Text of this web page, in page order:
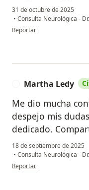
31 de octubre de 2025
• Consulta Neurológica -
en opinión del usuario AJPM
Reportar
Martha Ledy
Me dio mucha
despejo mis
dedicado.
18 de septiembre de 2025
• Consulta Neurológica -
en opinión del usuario
Reportar